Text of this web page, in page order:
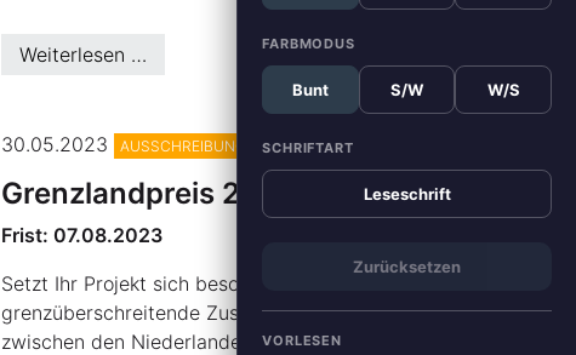
FARBMODUS
Bunt S/W W/S
SCHRIFTART
Leseschrift
Zurücksetzen
VORLESEN
Weiterlesen …
© MBEI NRW
30.05.2023 AUSSCHREIBUNGEN
Grenzlandpreis 2023
Frist: 07.08.2023
Setzt Ihr Projekt sich besonders für die
grenzüberschreitende Zusammenarbeit
zwischen den Niederlanden und Nordrhein-